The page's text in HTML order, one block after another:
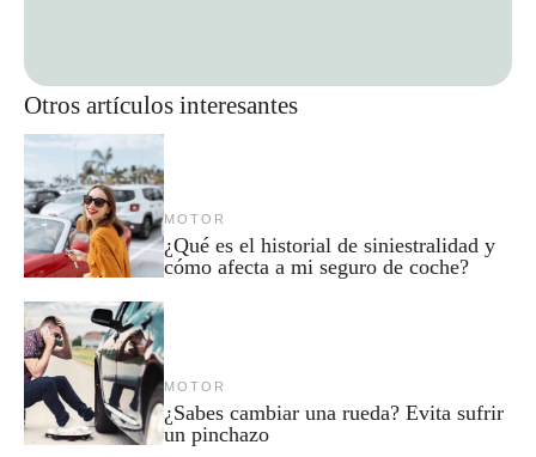
Otros artículos interesantes
MOTOR
¿Qué es el historial de siniestralidad y
cómo afecta a mi seguro de coche?
MOTOR
¿Sabes cambiar una rueda? Evita sufrir
un pinchazo